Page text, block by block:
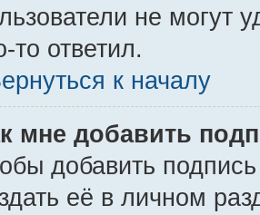
не могут
то ответил.
к началу
мне добавить
добавить
её в личном